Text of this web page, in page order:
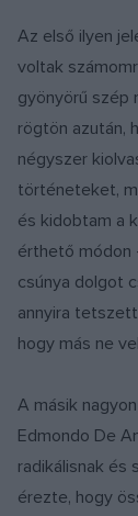
Az első ilyen
voltak
gyönyörű szép
rögtön azután,
négyszer
történeteket,
és kidobtam a
érthető módon
csúnya dolgot
annyira
hogy más ne
A másik
Edmondo De
radikálisnak és
érezte, hogy